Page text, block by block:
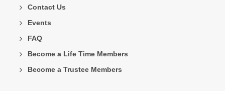
Contact Us
Events
FAQ
Become a Life Time Members
Become a Trustee Members